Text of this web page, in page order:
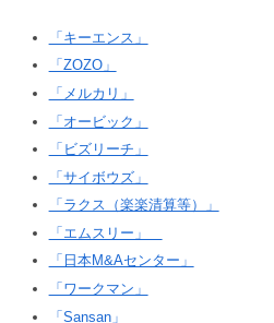
「キーエンス」
「ZOZO」
「メルカリ」
「オービック」
「ビズリーチ」
「サイボウズ」
「ラクス（楽楽清算等）」
「エムスリー」
「日本M&Aセンター」
「ワークマン」
「Sansan」